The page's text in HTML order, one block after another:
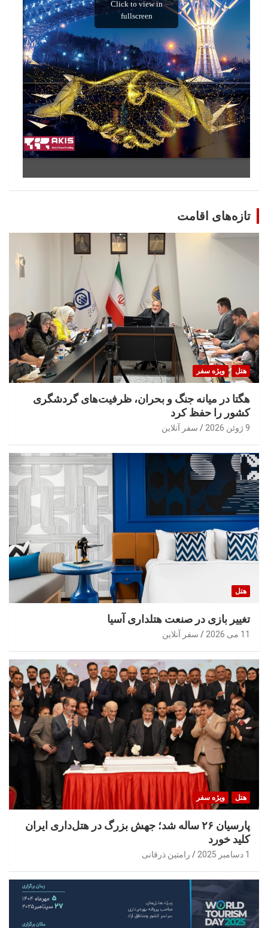
تازه‌های اقامت
هتل ویژه سفر
هگتا در میانه جنگ و بحران، ظرفیت‌های گردشگری
کشور را حفظ کرد
9 ژوئن 2026 سفر آنلاین
هتل
تغییر بازی در صنعت هتلداری آسیا
11 می 2026 سفر آنلاین
هتل ویژه سفر
پارسیان ۲۶ ساله شد؛ جهش بزرگ در هتل‌داری ایران
کلید خورد
1 دسامبر 2025 رامتین ذرقانی